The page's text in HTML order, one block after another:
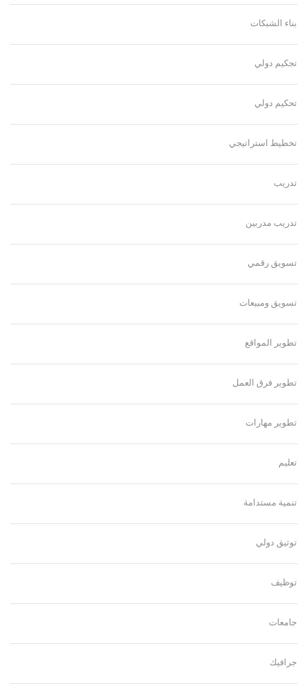
بناء الشبكات
تجكيم دولي
تحكيم دولي
تخطيط استراتيجي
تدريب
تدريب مدربين
تسويق رقمي
تسويق ومبيعات
تطوير المواقع
تطوير فرق العمل
تطوير مهارات
تعليم
تنمية مستدامة
توثيق دولي
توظيف
جامعات
جرافيك